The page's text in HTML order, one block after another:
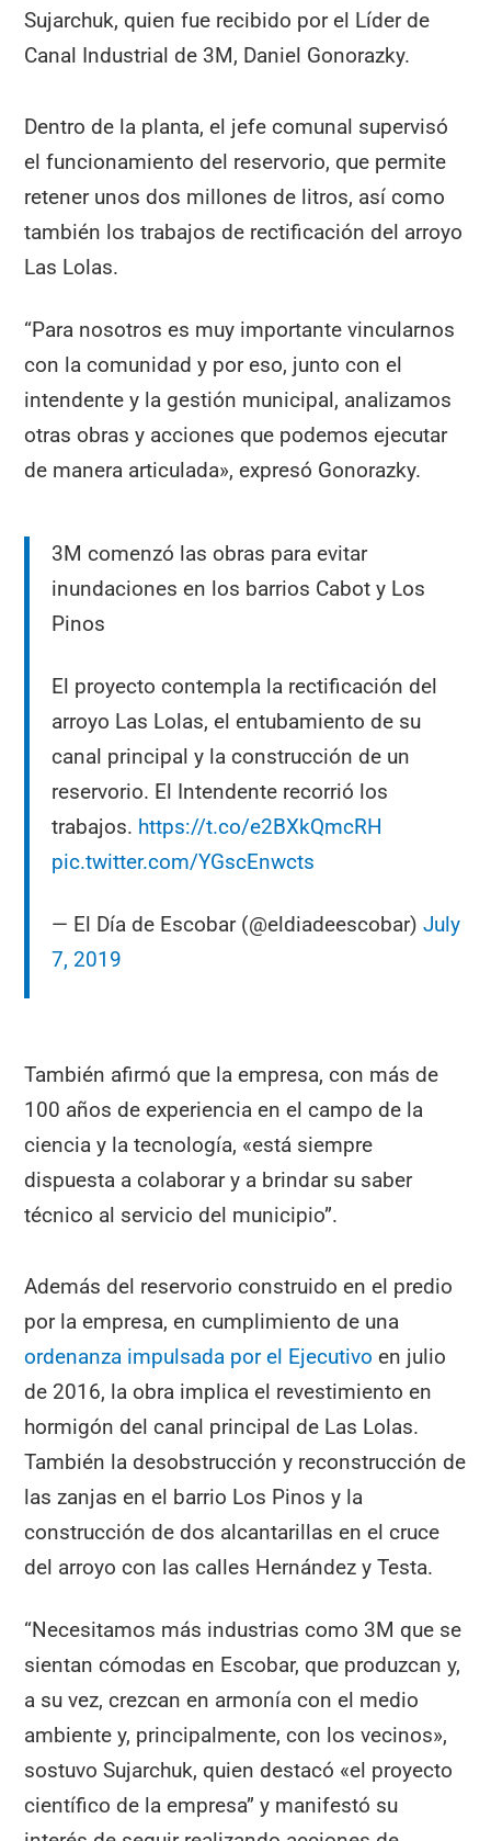
Sujarchuk, quien fue recibido por el Líder de
Canal Industrial de 3M, Daniel Gonorazky.
Dentro de la planta, el jefe comunal supervisó
el funcionamiento del reservorio, que permite
retener unos dos millones de litros, así como
también los trabajos de rectificación del arroyo
Las Lolas.
“Para nosotros es muy importante vincularnos
con la comunidad y por eso, junto con el
intendente y la gestión municipal, analizamos
otras obras y acciones que podemos ejecutar
de manera articulada», expresó Gonorazky.
3M comenzó las obras para evitar
inundaciones en los barrios Cabot y Los
Pinos
El proyecto contempla la rectificación del
arroyo Las Lolas, el entubamiento de su
canal principal y la construcción de un
reservorio. El Intendente recorrió los
trabajos. https://t.co/e2BXkQmcRH
pic.twitter.com/YGscEnwcts
— El Día de Escobar (@eldiadeescobar)July
7, 2019
También afirmó que la empresa, con más de
100 años de experiencia en el campo de la
ciencia y la tecnología, «está siempre
dispuesta a colaborar y a brindar su saber
técnico al servicio del municipio”.
Además del reservorio construido en el predio
por la empresa, en cumplimiento de una
ordenanza impulsada por el Ejecutivo en julio
de 2016, la obra implica el revestimiento en
hormigón del canal principal de Las Lolas.
También la desobstrucción y reconstrucción de
las zanjas en el barrio Los Pinos y la
construcción de dos alcantarillas en el cruce
del arroyo con las calles Hernández y Testa.
“Necesitamos más industrias como 3M que se
sientan cómodas en Escobar, que produzcan y,
a su vez, crezcan en armonía con el medio
ambiente y, principalmente, con los vecinos»,
sostuvo Sujarchuk, quien destacó «el proyecto
científico de la empresa” y manifestó su